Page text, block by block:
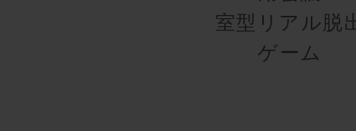
室型リアル脱
ゲーム